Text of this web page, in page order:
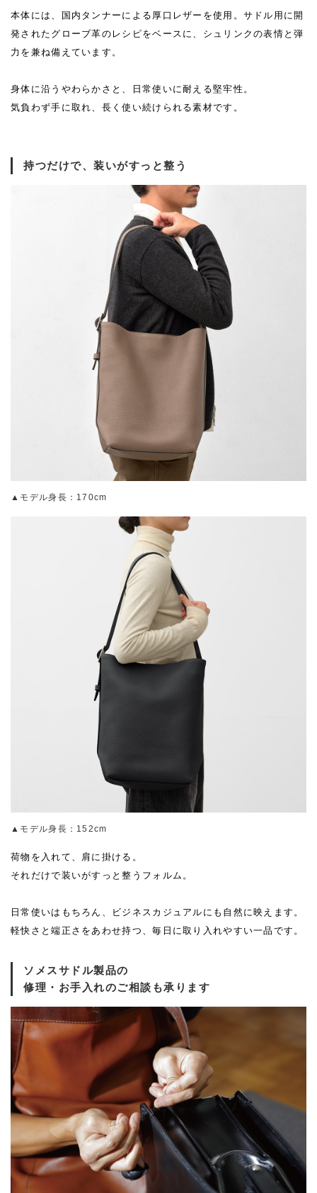
本体には、国内タンナーによる厚口レザーを使用。サドル用に開
発されたグローブ革のレシピをベースに、シュリンクの表情と弾
力を兼ね備えています。
身体に沿うやわらかさと、日常使いに耐える堅牢性。
気負わず手に取れ、長く使い続けられる素材です。
持つだけで、装いがすっと整う
▲モデル身長：170cm
▲モデル身長：152cm
荷物を入れて、肩に掛ける。
それだけで装いがすっと整うフォルム。
日常使いはもちろん、ビジネスカジュアルにも自然に映えます。
軽快さと端正さをあわせ持つ、毎日に取り入れやすい一品です。
ソメスサドル製品の
修理・お手入れのご相談も承ります